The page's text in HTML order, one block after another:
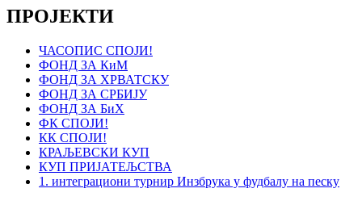
ПРОЈЕКТИ
ЧАСОПИС СПОЈИ!
ФОНД ЗА КиМ
ФОНД ЗА ХРВАТСКУ
ФОНД ЗА СРБИЈУ
ФОНД ЗА БиХ
ФК СПОЈИ!
КК СПОЈИ!
КРАЉЕВСКИ КУП
КУП ПРИЈАТЕЉСТВА
1. интеграциони турнир Инзбрука у фудбалу на песку